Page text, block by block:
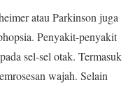
atau Parkinson juga
Penyakit-penyakit
sel-sel otak. Termasuk
wajah. Selain